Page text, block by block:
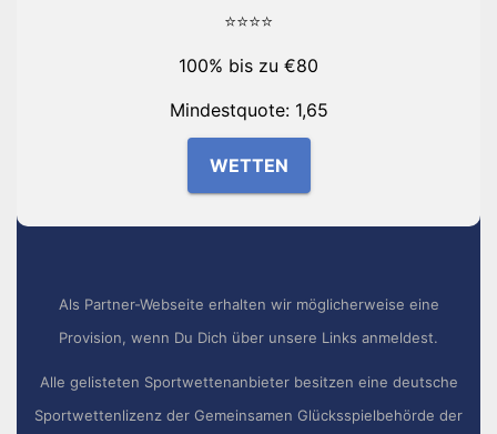
⭐⭐⭐⭐
100% bis zu €80
Mindestquote: 1,65
WETTEN
Als Partner-Webseite erhalten wir möglicherweise eine
Provision, wenn Du Dich über unsere Links anmeldest.
Alle gelisteten Sportwettenanbieter besitzen eine deutsche
Sportwettenlizenz der Gemeinsamen Glücksspielbehörde der